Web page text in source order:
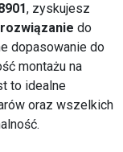
, zyskujesz
do
dopasowanie do
montażu na
to idealne
oraz wszelkich